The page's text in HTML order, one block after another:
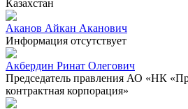
Казахстан
Аканов Айкан Аканович
Информация отсутствует
Акбердин Ринат Олегович
Председатель правления АО «НК
контрактная корпорация»